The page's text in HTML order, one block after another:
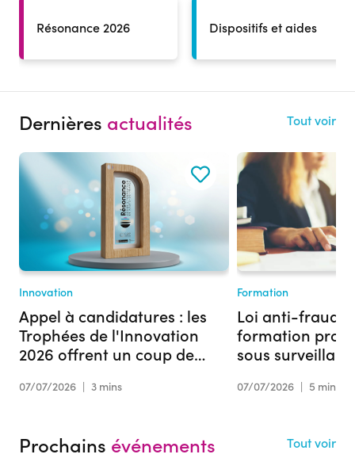
Résonance 2026 Dispositifs et aides
Dernières actualités Tout voir
Innovation
Appel à candidatures : les
Trophées de l'Innovation
2026 offrent un coup de
07/07/2026 | 3 mins
Formation
Loi anti-fraude
formation
sous
07/07/2026 | 5 mins
Prochains événements Tout voir